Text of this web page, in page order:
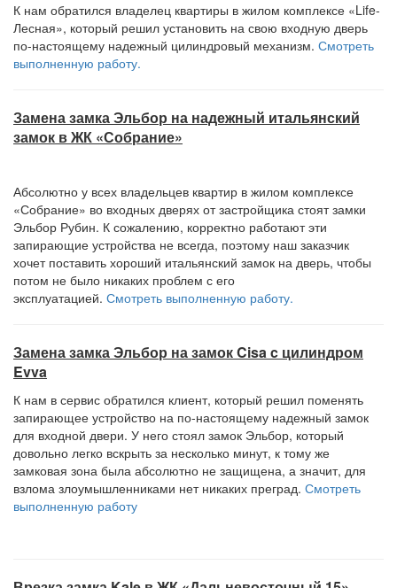
К нам обратился владелец квартиры в жилом комплексе «Life-
Лесная», который решил установить на свою входную дверь
по-настоящему надежный цилиндровый механизм. Смотреть
выполненную работу.
Замена замка Эльбор на надежный итальянский
замок в ЖК «Собрание»
Абсолютно у всех владельцев квартир в жилом комплексе
«Собрание» во входных дверях от застройщика стоят замки
Эльбор Рубин. К сожалению, корректно работают эти
запирающие устройства не всегда, поэтому наш заказчик
хочет поставить хороший итальянский замок на дверь, чтобы
потом не было никаких проблем с его
эксплуатацией. Смотреть выполненную работу.
Замена замка Эльбор на замок Cisa c цилиндром
Evva
К нам в сервис обратился клиент, который решил поменять
запирающее устройство на по-настоящему надежный замок
для входной двери. У него стоял замок Эльбор, который
довольно легко вскрыть за несколько минут, к тому же
замковая зона была абсолютно не защищена, а значит, для
взлома злоумышленниками нет никаких преград. Смотреть
выполненную работу